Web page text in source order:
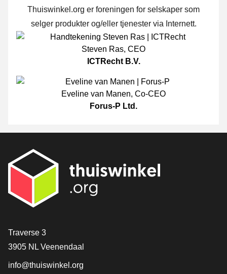
Thuiswinkel.org er foreningen for selskaper som
selger produkter og/eller tjenester via Internett.
Steven Ras, CEO
ICTRecht B.V.
Eveline van Manen, Co-CEO
Forus-P Ltd.
[_General:Contact]
Traverse 3
3905 NL Veenendaal
info@thuiswinkel.org